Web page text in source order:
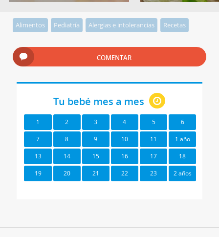
Alimentos Pediatría Alergias e intolerancias Recetas
COMENTAR
Tu bebé mes a mes
1 2 3 4 5 6
7 8 9 10 11 1 año
13 14 15 16 17 18
19 20 21 22 23 2 años